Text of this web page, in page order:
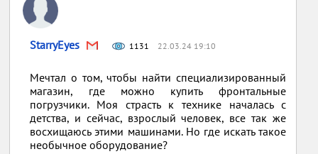
StarryEyes 1131 22.03.24 19:10
Мечтал о том, чтобы найти специализированный
магазин, где можно купить фронтальные
погрузчики. Моя страсть к технике началась с
детства, и сейчас, взрослый человек, все так же
восхищаюсь этими машинами. Но где искать такое
необычное оборудование?